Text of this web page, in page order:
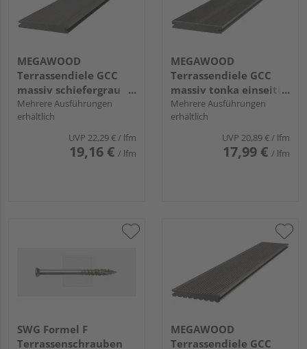
MEGAWOOD
Terrassendiele GCC
massiv schiefergrau
einseitig gebürstet,
einseitig glatt,
längsseitige Nut,
PREMIUM PLUS - 21 x
Mehrere Ausführungen
erhältlich
UVP 22,29 €/ lfm
19,16 € / lfm
MEGAWOOD
Terrassendiele GCC
massiv tonka einseitig
glatt, längsseitige Nut,
SIGNUM - 21 x 145 mm
Mehrere Ausführungen
erhältlich
UVP 20,89 €/ lfm
17,99 € / lfm
SWG Formel F
Terrassenschrauben
MEGAWOOD
Terrassendiele GCC